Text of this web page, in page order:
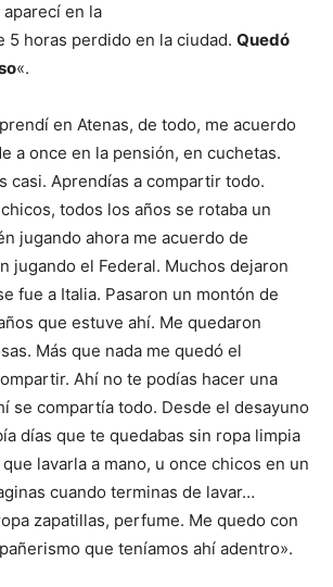
aparecí en la
5 horas perdido en la ciudad. Quedó
«.
en Atenas, de todo, me acuerdo
a once en la pensión, en cuchetas.
casi. Aprendías a compartir todo.
todos los años se rotaba un
jugando ahora me acuerdo de
jugando el Federal. Muchos dejaron
fue a Italia. Pasaron un montón de
que estuve ahí. Me quedaron
Más que nada me quedó el
Ahí no te podías hacer una
se compartía todo. Desde el desayuno
días que te quedabas sin ropa limpia
lavarla a mano, u once chicos en un
cuando terminas de lavar…
zapatillas, perfume. Me quedo con
que teníamos ahí adentro».